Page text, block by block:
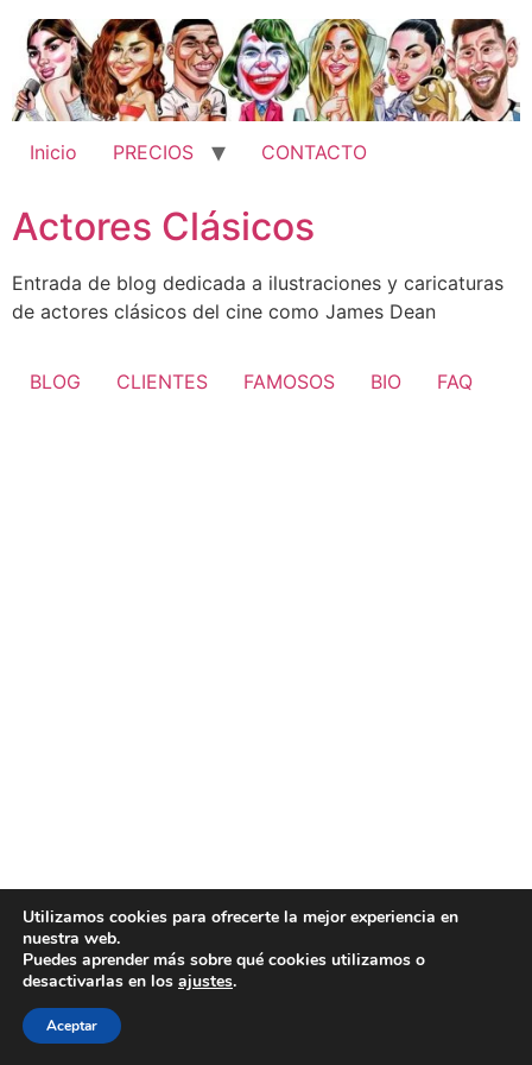
contenido
Inicio PRECIOS CONTACTO
Actores Clásicos
Entrada de blog dedicada a ilustraciones y caricaturas
de actores clásicos del cine como James Dean
BLOG CLIENTES FAMOSOS BIO FAQ
Utilizamos cookies para ofrecerte la mejor experiencia en
nuestra web.
Puedes aprender más sobre qué cookies utilizamos o
desactivarlas en los ajustes.
Aceptar